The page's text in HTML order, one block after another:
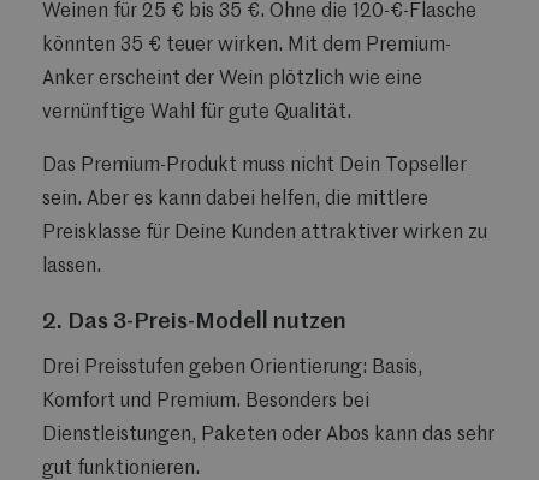
Weinen für 25 € bis 35 €. Ohne die 120-€-Flasche
könnten 35 € teuer wirken. Mit dem Premium-
Anker erscheint der Wein plötzlich wie eine
vernünftige Wahl für gute Qualität.
Das Premium-Produkt muss nicht Dein Topseller
sein. Aber es kann dabei helfen, die mittlere
Preisklasse für Deine Kunden attraktiver wirken zu
lassen.
2. Das 3-Preis-Modell nutzen
Drei Preisstufen geben Orientierung: Basis,
Komfort und Premium. Besonders bei
Dienstleistungen, Paketen oder Abos kann das sehr
gut funktionieren.